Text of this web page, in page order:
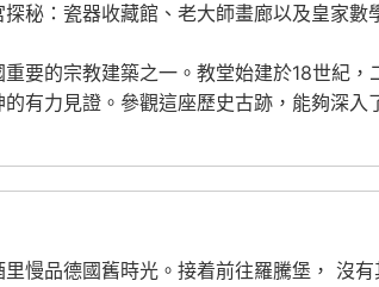
秘：瓷器收藏館、老大師畫廊以及皇家數
要的宗教建築之一。教堂始建於18世紀，
有力見證。參觀這座歷史古跡，能夠深入
慢品德國舊時光。接着前往羅騰堡， 沒